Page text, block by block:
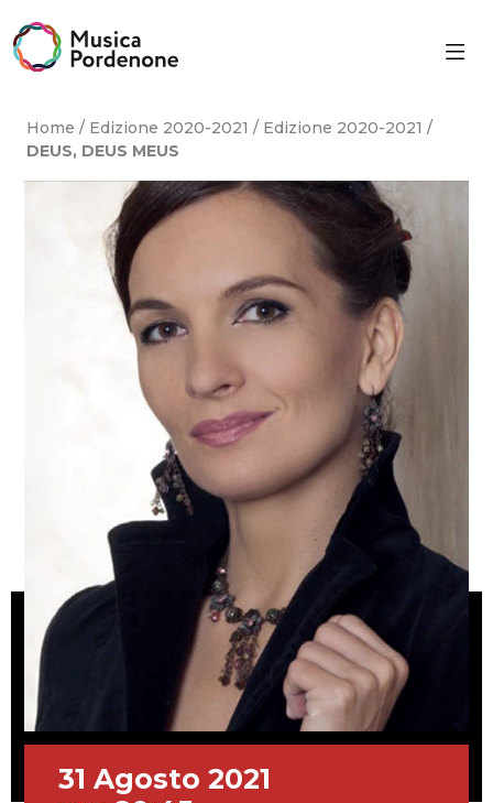
to
content
Home / Edizione 2020-2021 / Edizione 2020-2021 /
DEUS, DEUS MEUS
31 Agosto 2021